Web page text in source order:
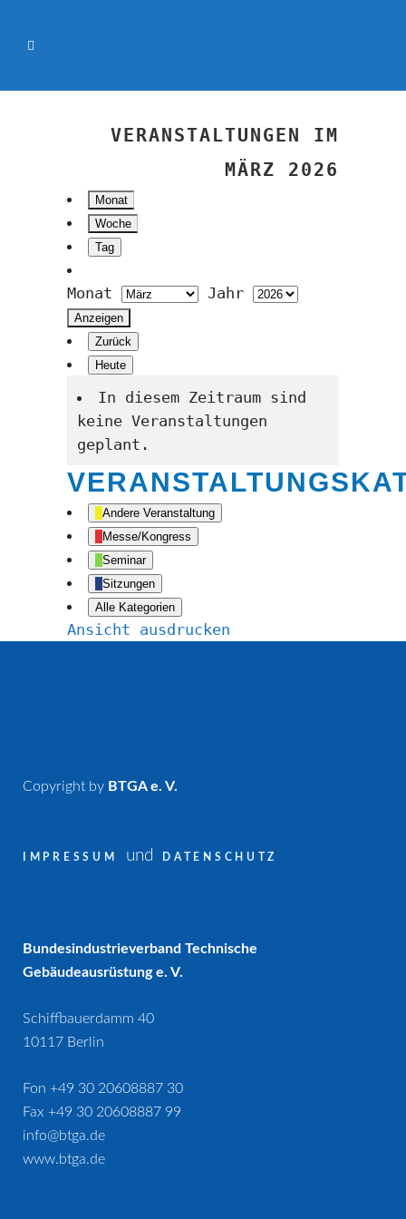
VERANSTALTUNGEN IM
MÄRZ 2026
Monat
Woche
Tag
Monat Jahr
Zurück
Heute
In diesem Zeitraum sind
keine Veranstaltungen
geplant.
Andere Veranstaltung
Messe/Kongress
Seminar
Sitzungen
Alle Kategorien
Ansicht ausdrucken
Copyright by BTGA e. V.
IMPRESSUM und DATENSCHUTZ
Bundesindustrieverband Technische
Gebäudeausrüstung e. V.
Schiffbauerdamm 40
10117 Berlin
Fon +49 30 20608887 30
Fax +49 30 20608887 99
info@btga.de
www.btga.de